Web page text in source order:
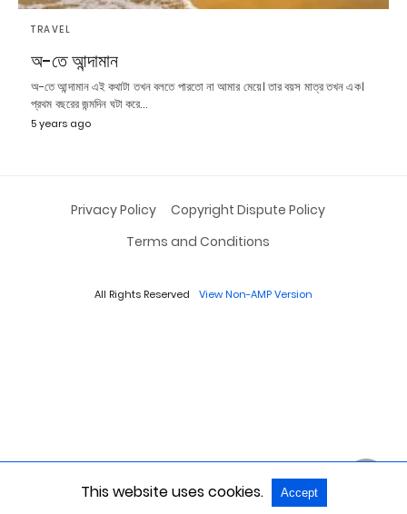
TRAVEL
অ-তে আন্দামান
অ-তে আন্দামান এই কথাটা তখন বলতে পারতো না আমার মেয়ে। তার বয়স মাত্র তখন এক।
প্রথম বছরের জন্মদিন ঘটা করে…
5 years ago
Privacy Policy
Copyright Dispute Policy
Terms and Conditions
All Rights Reserved View Non-AMP Version
This website uses cookies. Accept